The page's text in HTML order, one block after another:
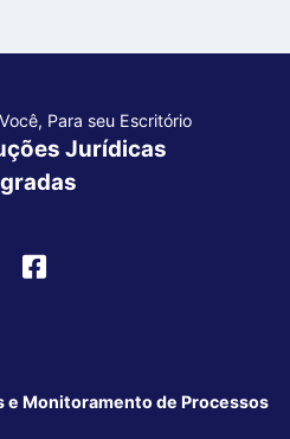
Para seu Escritório
Jurídicas
e Monitoramento de Processos